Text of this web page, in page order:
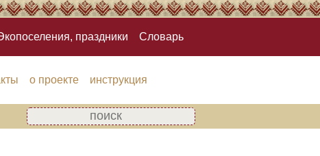
праздники Словарь
о проекте инструкция